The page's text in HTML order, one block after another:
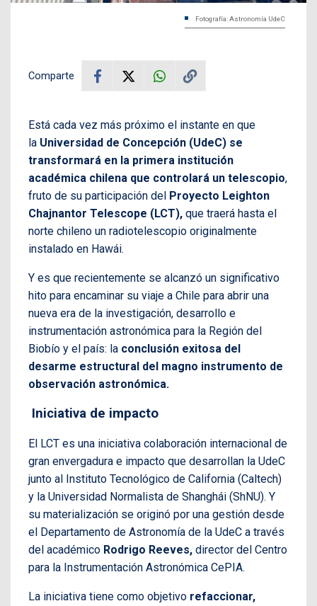
Fotografía: Astronomía UdeC
Comparte
Está cada vez más próximo el instante en que
la Universidad de Concepción (UdeC) se
transformará en la primera institución
académica chilena que controlará un telescopio,
fruto de su participación del Proyecto Leighton
Chajnantor Telescope (LCT), que traerá hasta el
norte chileno un radiotelescopio originalmente
instalado en Hawái.
Y es que recientemente se alcanzó un significativo
hito para encaminar su viaje a Chile para abrir una
nueva era de la investigación, desarrollo e
instrumentación astronómica para la Región del
Biobío y el país: la conclusión exitosa del
desarme estructural del magno instrumento de
observación astronómica.
Iniciativa de impacto
El LCT es una iniciativa colaboración internacional de
gran envergadura e impacto que desarrollan la UdeC
junto al Instituto Tecnológico de California (Caltech)
y la Universidad Normalista de Shanghái (ShNU). Y
su materialización se originó por una gestión desde
el Departamento de Astronomía de la UdeC a través
del académico Rodrigo Reeves, director del Centro
para la Instrumentación Astronómica CePIA.
La iniciativa tiene como objetivo refaccionar,